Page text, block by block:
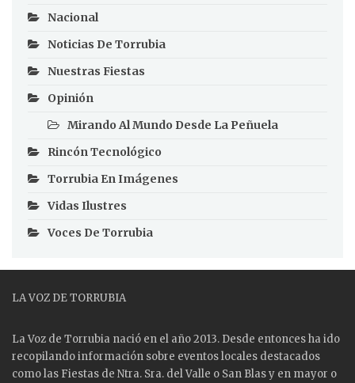
Nacional
Noticias De Torrubia
Nuestras Fiestas
Opinión
Mirando Al Mundo Desde La Peñuela
Rincón Tecnológico
Torrubia En Imágenes
Vidas Ilustres
Voces De Torrubia
LA VOZ DE TORRUBIA
La Voz de Torrubia nació en el año 2013. Desde entonces ha ido
recopilando información sobre eventos locales destacados
como las Fiestas de Ntra. Sra. del Valle o San Blas y en mayor o